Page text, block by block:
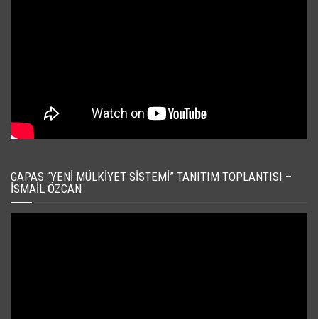
GAPAS “YENI MÜLKIYET SISTEMI” TANITIM TOPLANTISI –
İSMAIL ÖZCAN